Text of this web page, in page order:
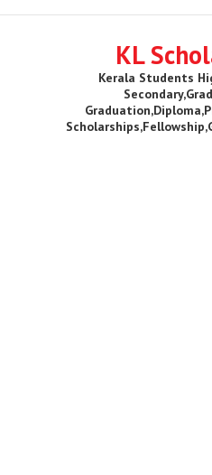
KL
Kerala Students